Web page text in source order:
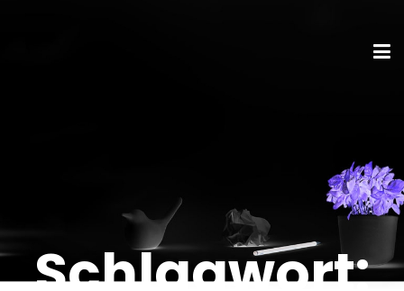
Schlagwort: